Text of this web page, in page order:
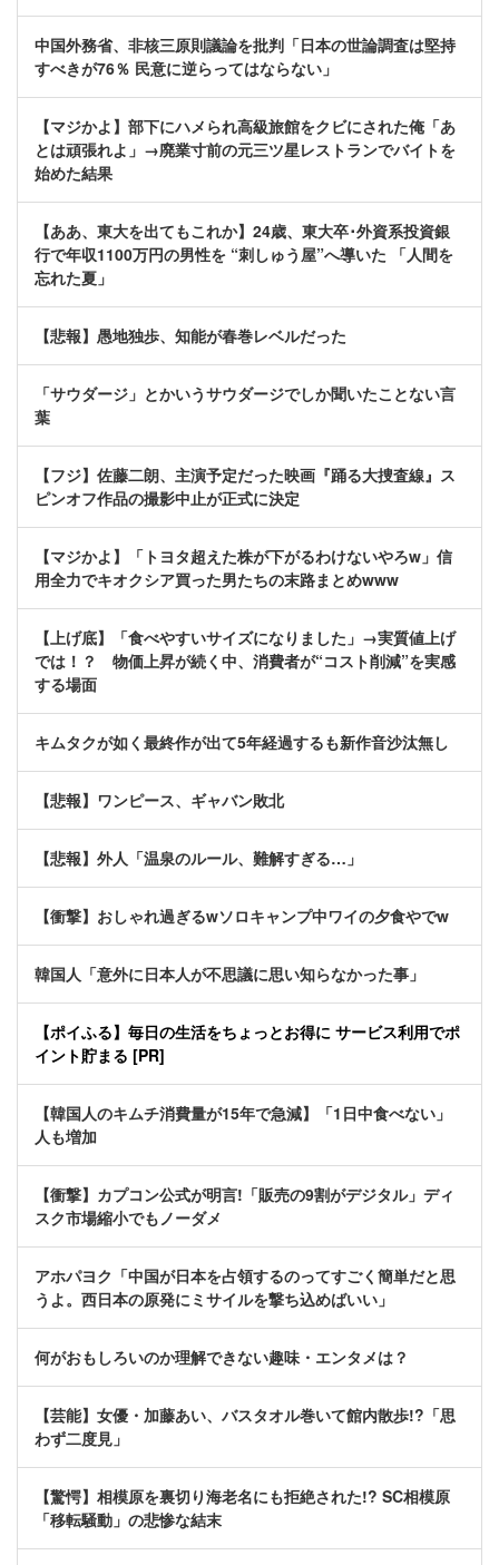
中国外務省、非核三原則議論を批判「日本の世論調査は堅持
すべきが76％ 民意に逆らってはならない」
【マジかよ】部下にハメられ高級旅館をクビにされた俺「あ
とは頑張れよ」→廃業寸前の元三ツ星レストランでバイトを
始めた結果
【ああ、東大を出てもこれか】24歳、東大卒･外資系投資銀
行で年収1100万円の男性を “刺しゅう屋”へ導いた 「人間を
忘れた夏」
【悲報】愚地独歩、知能が春巻レベルだった
「サウダージ」とかいうサウダージでしか聞いたことない言
葉
【フジ】佐藤二朗、主演予定だった映画『踊る大捜査線』ス
ピンオフ作品の撮影中止が正式に決定
【マジかよ】「トヨタ超えた株が下がるわけないやろw」信
用全力でキオクシア買った男たちの末路まとめwww
【上げ底】「食べやすいサイズになりました」→実質値上げ
では！？ 物価上昇が続く中、消費者が“コスト削減”を実感
する場面
キムタクが如く最終作が出て5年経過するも新作音沙汰無し
【悲報】ワンピース、ギャバン敗北
【悲報】外人「温泉のルール、難解すぎる…」
【衝撃】おしゃれ過ぎるwソロキャンプ中ワイの夕食やでw
韓国人「意外に日本人が不思議に思い知らなかった事」
【ポイふる】毎日の生活をちょっとお得に サービス利用でポ
イント貯まる [PR]
【韓国人のキムチ消費量が15年で急減】「1日中食べない」
人も増加
【衝撃】カプコン公式が明言!「販売の9割がデジタル」ディ
スク市場縮小でもノーダメ
アホパヨク「中国が日本を占領するのってすごく簡単だと思
うよ。西日本の原発にミサイルを撃ち込めばいい」
何がおもしろいのか理解できない趣味・エンタメは？
【芸能】女優・加藤あい、バスタオル巻いて館内散歩!?「思
わず二度見」
【驚愕】相模原を裏切り海老名にも拒絶された!? SC相模原
「移転騒動」の悲惨な結末